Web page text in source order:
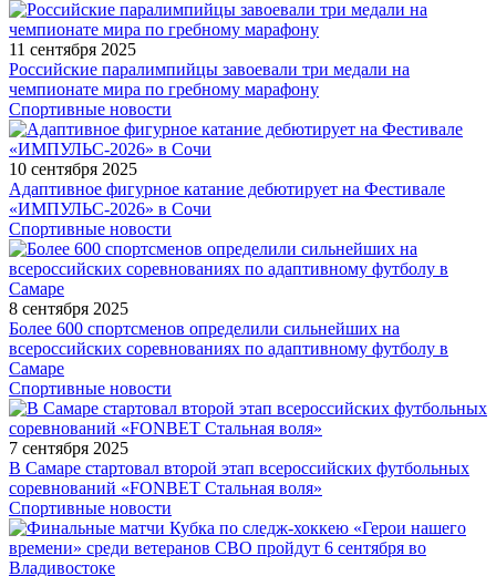
11 сентября 2025
Российские паралимпийцы завоевали три медали на
чемпионате мира по гребному марафону
Спортивные новости
10 сентября 2025
Адаптивное фигурное катание дебютирует на Фестивале
«ИМПУЛЬС-2026» в Сочи
Спортивные новости
8 сентября 2025
Более 600 спортсменов определили сильнейших на
всероссийских соревнованиях по адаптивному футболу в
Самаре
Спортивные новости
7 сентября 2025
В Самаре стартовал второй этап всероссийских футбольных
соревнований «FONBET Стальная воля»
Спортивные новости